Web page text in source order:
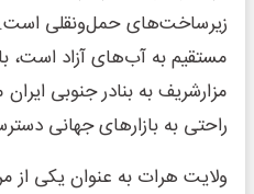
زیرساخت‌های حمل‌ونقلی
مستقیم به آب‌های آزاد است،
مزارشریف به بنادر جنوبی
راحتی به بازارهای جهانی
ولایت هرات به عنوان یکی از